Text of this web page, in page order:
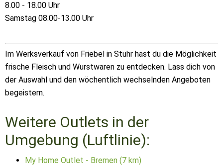
8.00 - 18.00 Uhr
Samstag 08.00-13.00 Uhr
Im Werksverkauf von Friebel in Stuhr hast du die Möglichkeit
frische Fleisch und Wurstwaren zu entdecken. Lass dich von
der Auswahl und den wöchentlich wechselnden Angeboten
begeistern.
Weitere Outlets in der
Umgebung (Luftlinie):
My Home Outlet - Bremen (7 km)